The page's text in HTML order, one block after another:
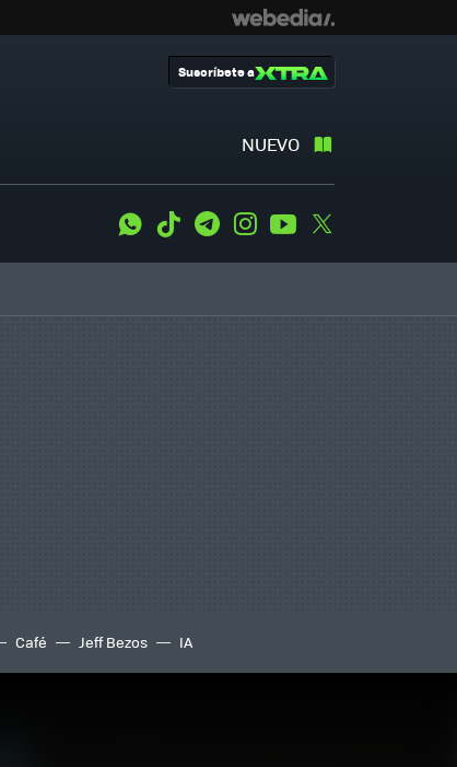
NUEVO
Suscríbete a
WhatsApp
Tiktok TelegramInstagramYoutube
Café Jeff Bezos IA